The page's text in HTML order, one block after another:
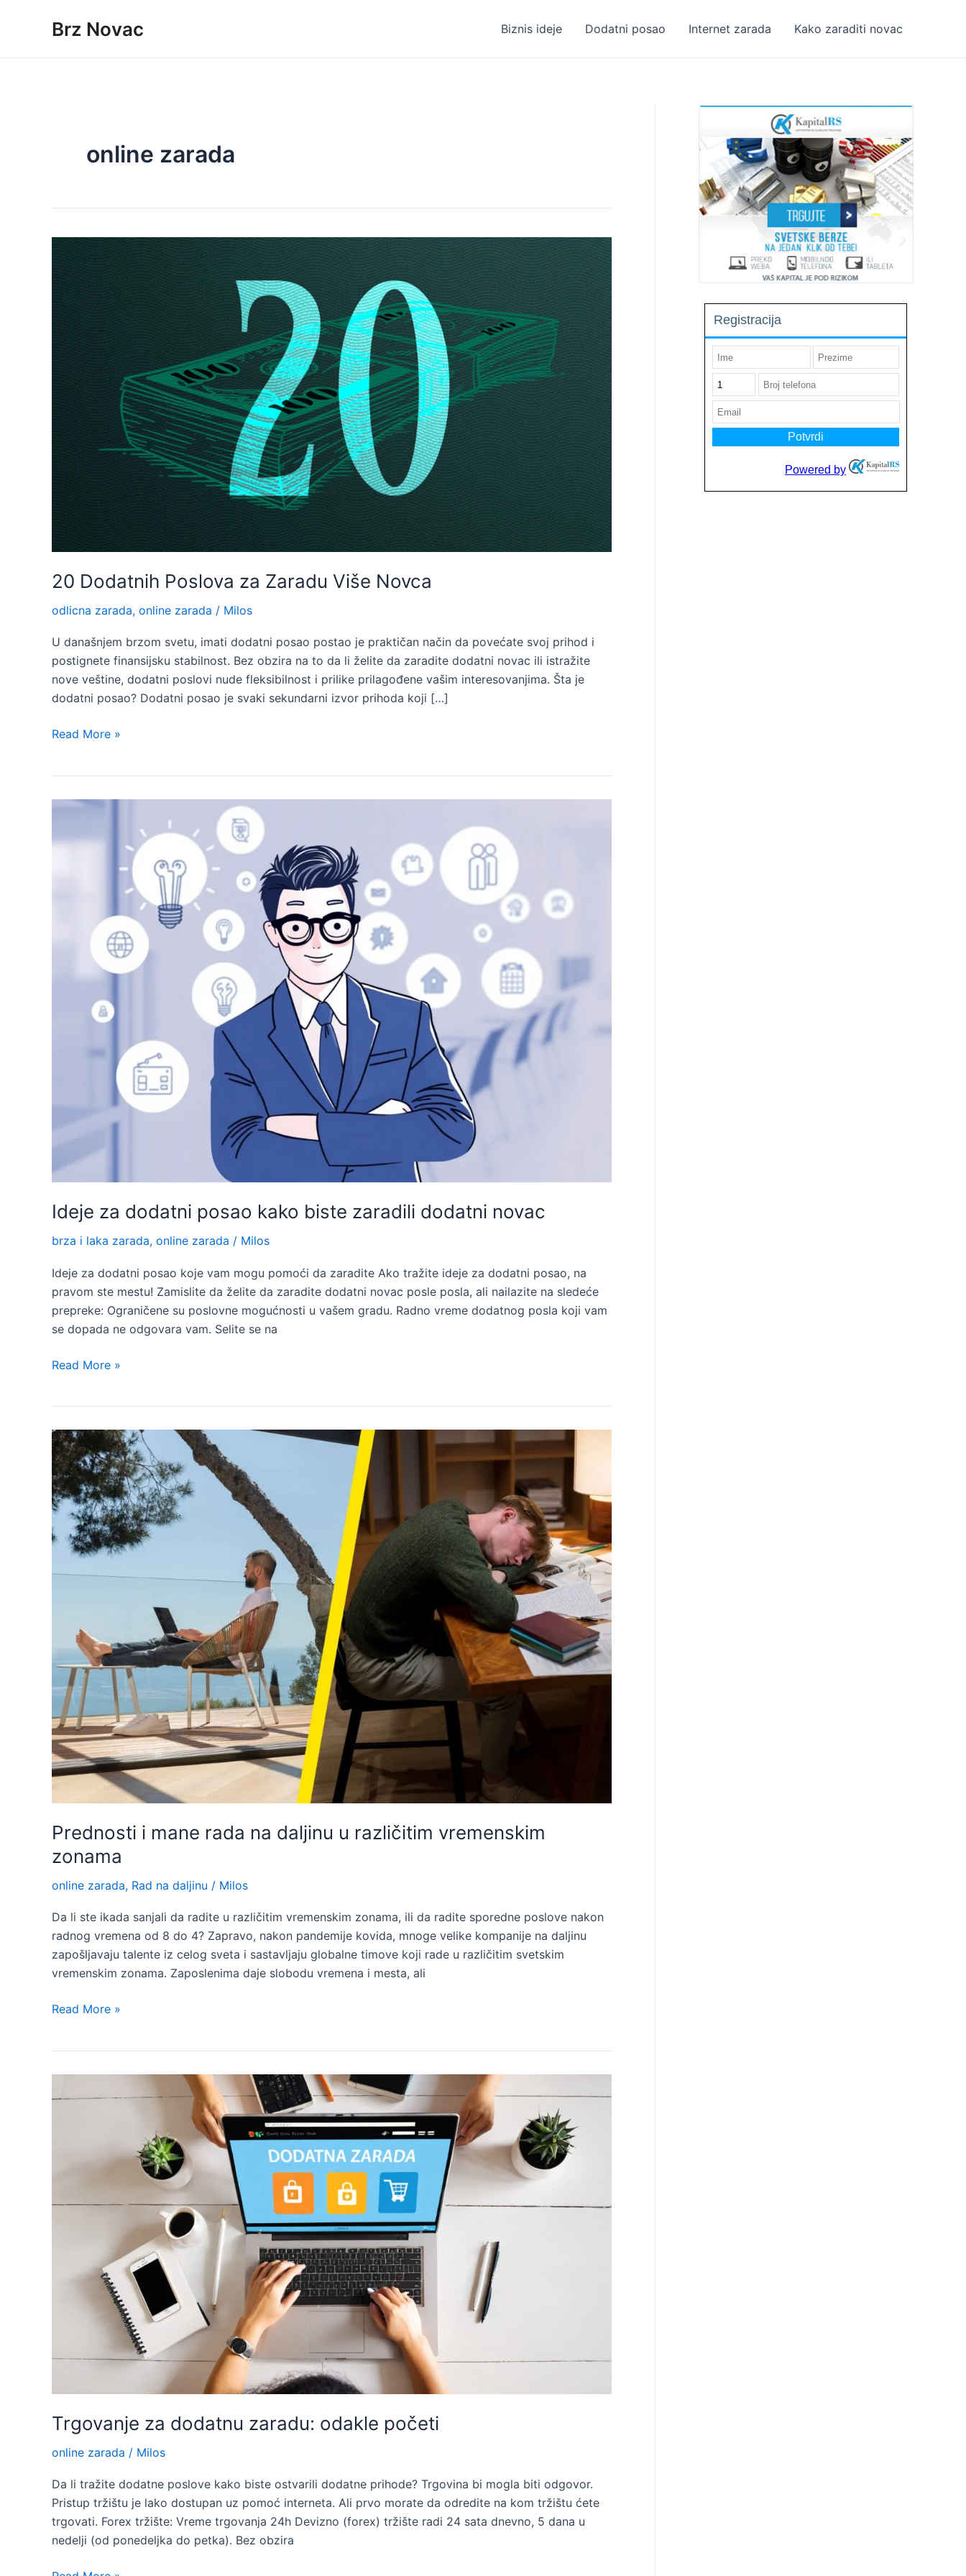
Brz Novac Biznis ideje Dodatni posao Internet zarada Kako zaraditi novac
online zarada
20 Dodatnih Poslova za Zaradu Više Novca
odlicna zarada, online zarada / Milos
U današnjem brzom svetu, imati dodatni posao postao je praktičan način da povećate svoj prihod i
postignete finansijsku stabilnost. Bez obzira na to da li želite da zaradite dodatni novac ili istražite
nove veštine, dodatni poslovi nude fleksibilnost i prilike prilagođene vašim interesovanjima. Šta je
dodatni posao? Dodatni posao je svaki sekundarni izvor prihoda koji […]
20
Novca
Read More »
Ideje za dodatni posao kako biste zaradili dodatni novac
brza i laka zarada, online zarada / Milos
Ideje za dodatni posao koje vam mogu pomoći da zaradite Ako tražite ideje za dodatni posao, na
pravom ste mestu! Zamislite da želite da zaradite dodatni novac posle posla, ali nailazite na sledeće
prepreke: Ograničene su poslovne mogućnosti u vašem gradu. Radno vreme dodatnog posla koji vam
se dopada ne odgovara vam. Selite se na
Ideje
kako
biste
zaradili
dodatni
novac
Read More »
Prednosti i mane rada na daljinu u različitim vremenskim
zonama
online zarada, Rad na daljinu / Milos
Da li ste ikada sanjali da radite u različitim vremenskim zonama, ili da radite sporedne poslove nakon
radnog vremena od 8 do 4? Zapravo, nakon pandemije kovida, mnoge velike kompanije na daljinu
zapošljavaju talente iz celog sveta i sastavljaju globalne timove koji rade u različitim svetskim
vremenskim zonama. Zaposlenima daje slobodu vremena i mesta, ali
Prednosti
daljinu
vremenskim
Read More »
Trgovanje za dodatnu zaradu: odakle početi
online zarada / Milos
Da li tražite dodatne poslove kako biste ostvarili dodatne prihode? Trgovina bi mogla biti odgovor.
Pristup tržištu je lako dostupan uz pomoć interneta. Ali prvo morate da odredite na kom tržištu ćete
trgovati. Forex tržište: Vreme trgovanja 24h Devizno (forex) tržište radi 24 sata dnevno, 5 dana u
nedelji (od ponedeljka do petka). Bez obzira